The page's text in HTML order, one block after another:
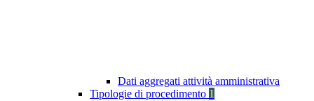
Dati aggregati attività amministrativa
Tipologie di procedimento 1